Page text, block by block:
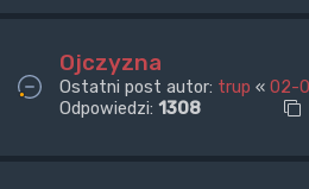
Ojczyzna
Ostatni post autor: trup « 02-
Odpowiedzi: 1308